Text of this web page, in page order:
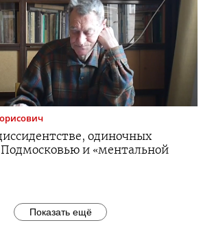
одиночных
Подмосковью и «ментальной
Показать ещё